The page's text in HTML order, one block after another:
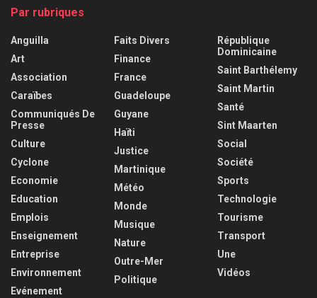
Par rubriques
Anguilla
Art
Association
Caraïbes
Communiqués De
Presse
Culture
Cyclone
Economie
Education
Emplois
Enseignement
Entreprise
Environnement
Evénement
Faits Divers
Finance
France
Guadeloupe
Guyane
Haïti
Justice
Martinique
Météo
Monde
Musique
Nature
Outre-Mer
Politique
République
Dominicaine
Saint Barthélemy
Saint Martin
Santé
Sint Maarten
Social
Société
Sports
Technologie
Tourisme
Transport
Une
Vidéos